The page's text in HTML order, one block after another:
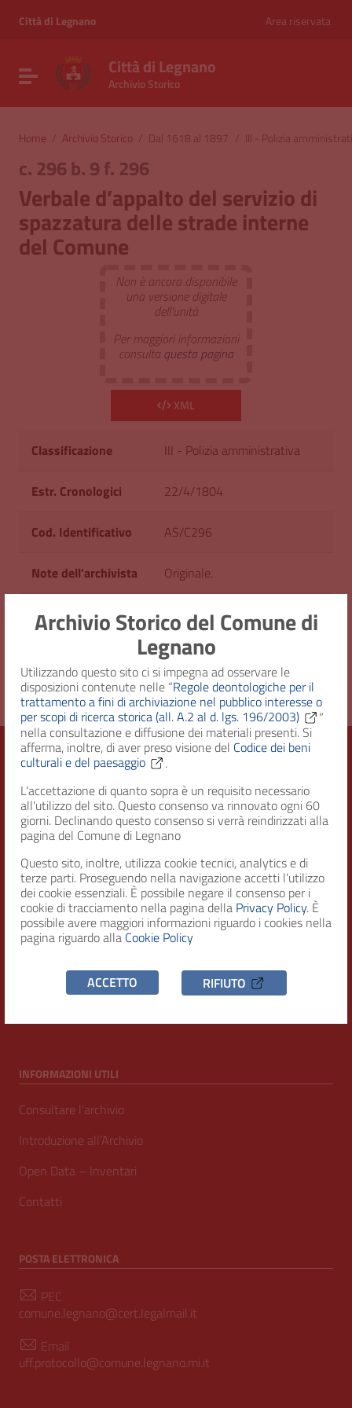
Archivio Storico del Comune di
Legnano
Utilizzando questo sito ci si impegna ad osservare le
disposizioni contenute nelle “Regole deontologiche per il
trattamento a fini di archiviazione nel pubblico interesse o
per scopi di ricerca storica (all. A.2 al d. lgs. 196/2003)
”
nella consultazione e diffusione dei materiali presenti. Si
afferma, inoltre, di aver preso visione del Codice dei beni
culturali e del paesaggio
.
L'accettazione di quanto sopra è un requisito necessario
all'utilizzo del sito. Questo consenso va rinnovato ogni 60
giorni. Declinando questo consenso si verrà reindirizzati alla
pagina del Comune di Legnano
Questo sito, inoltre, utilizza cookie tecnici, analytics e di
terze parti. Proseguendo nella navigazione accetti l’utilizzo
dei cookie essenziali. È possibile negare il consenso per i
cookie di tracciamento nella pagina della Privacy Policy. È
possibile avere maggiori informazioni riguardo i cookies nella
pagina riguardo alla Cookie Policy
ACCETTO RIFIUTO
Vai al menu di navigazione
Città di Legnano Area riservata
Attiva / disattiva la navigazione
Città di Legnano
Archivio Storico
Home / Archivio Storico / Dal 1618 al 1897 / III - Polizia
c. 296 b. 9 f. 296
Verbale d’appalto del servizio di
spazzatura delle strade interne
del Comune
Non è ancora disponibile
una versione digitale
dell'unità
Per maggiori informazioni
consulta questa pagina
XML
Classificazione III - Polizia amministrativa
Estr. Cronologici 22/4/1804
Cod. Identificativo AS/C296
Note dell'archivista Originale.
Consistenza 1 fascicolo
Uso pubblico
Città di Legnano – Archivio Storico
RECAPITI
Indirizzo
Piazza San Magno 9
20025, Legnano (MI)
Telefono
(+39) 0331471111
C.F. / P.IVA
INFORMAZIONI UTILI
Consultare l’archivio
Introduzione all’Archivio
Open Data – Inventari
Contatti
POSTA ELETTRONICA
PEC
comune.legnano@cert.legalmail.it
Email
uff.protocollo@comune.legnano.mi.it